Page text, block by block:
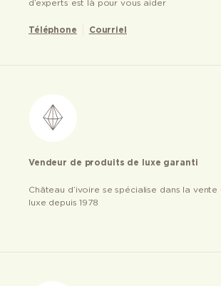
d’experts est là pour vous aider
Téléphone Courriel
Vendeur de produits de luxe garanti
Château d’ivoire se spécialise dans la
luxe depuis 1978